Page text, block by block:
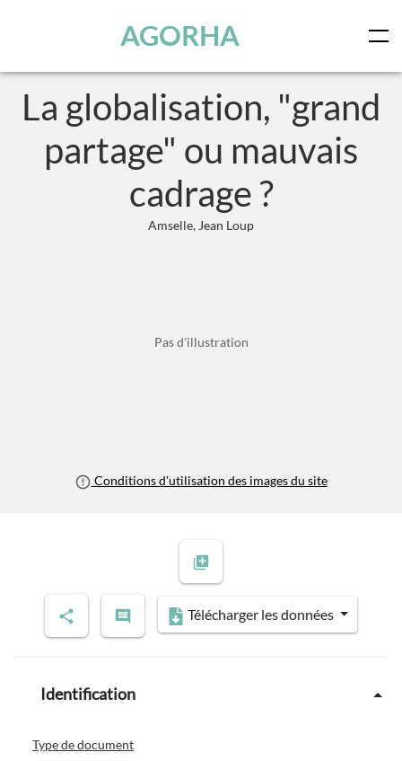
AGORHA
La globalisation, "grand
partage" ou mauvais
cadrage ?
Amselle, Jean Loup
Pas d'illustration
Conditions d'utilisation des images du site
Télécharger les données
Identification
Type de document